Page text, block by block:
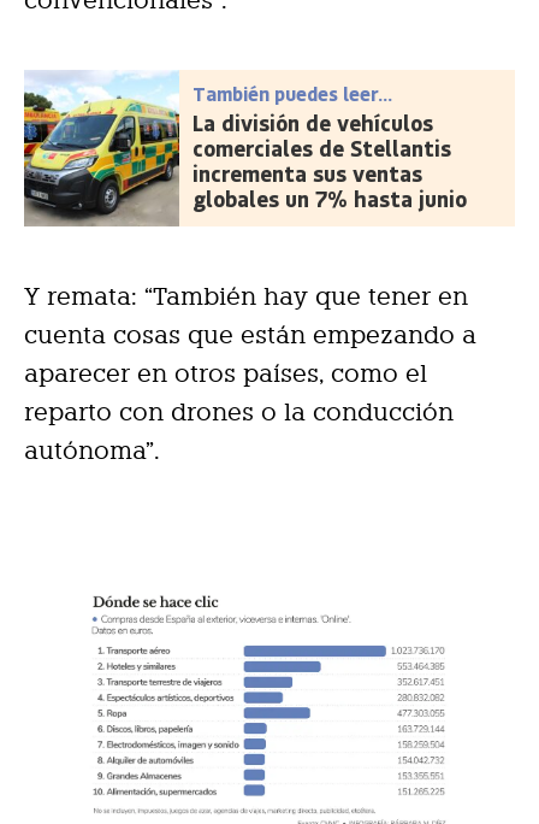
También puedes leer...
La división de vehículos
comerciales de Stellantis
incrementa sus ventas
globales un 7% hasta junio
Y remata: “También hay que tener en
cuenta cosas que están empezando a
aparecer en otros países, como el
reparto con drones o la conducción
autónoma”.